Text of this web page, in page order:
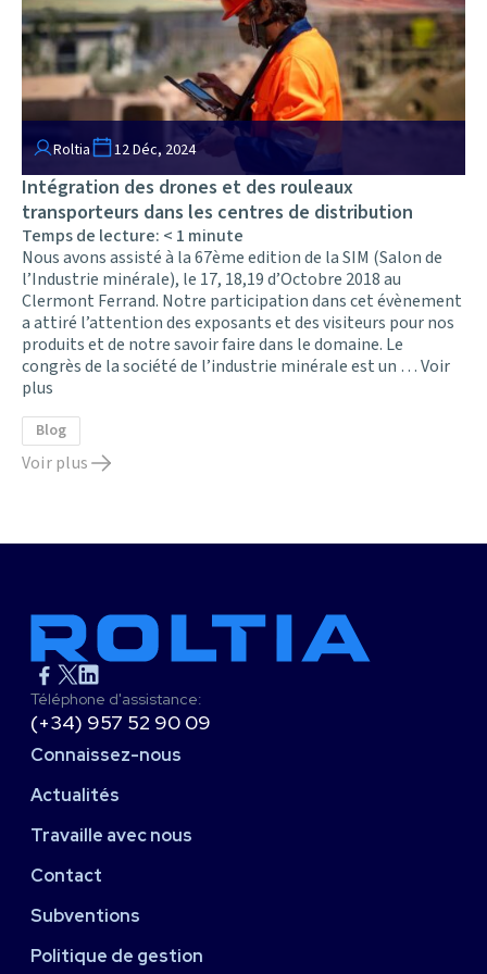
Roltia 12 Déc, 2024
Intégration des drones et des rouleaux
transporteurs dans les centres de distribution
Temps de lecture: < 1 minute
Nous avons assisté à la 67ème edition de la SIM (Salon de
l’Industrie minérale), le 17, 18,19 d’Octobre 2018 au
Clermont Ferrand. Notre participation dans cet évènement
a attiré l’attention des exposants et des visiteurs pour nos
produits et de notre savoir faire dans le domaine. Le
congrès de la société de l’industrie minérale est un …Voir
plus
Blog
Voir plus
Téléphone d'assistance:
(+34) 957 52 90 09
Connaissez-nous
Actualités
Travaille avec nous
Contact
Subventions
Politique de gestion